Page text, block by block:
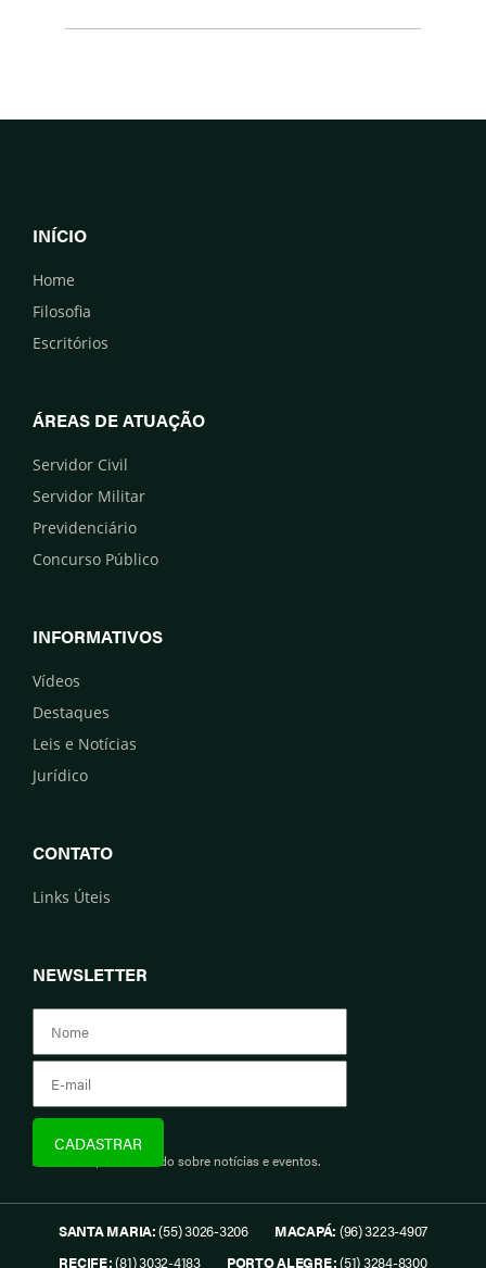
INÍCIO
Home
Filosofia
Escritórios
ÁREAS DE ATUAÇÃO
Servidor Civil
Servidor Militar
Previdenciário
Concurso Público
INFORMATIVOS
Vídeos
Destaques
Leis e Notícias
Jurídico
CONTATO
Links Úteis
NEWSLETTER
Assine e fique informado sobre notícias e eventos.
SANTA MARIA:(55) 3026-3206 MACAPÁ: (96) 3223-4907
RECIFE:(81) 3032-4183 PORTO ALEGRE:(51) 3284-8300